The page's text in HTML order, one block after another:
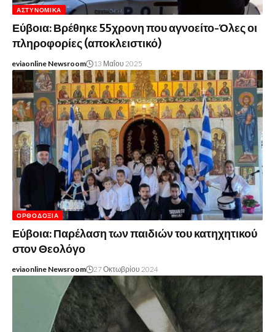
ΑΣΤΥΝΟΜΙΚΆ
Εύβοια: Βρέθηκε 55χρονη που αγνοείτο-Όλες οι
πληροφορίες (αποκλειστικό)
eviaonline Newsroom 13 Μαΐου 2025
ΟΡΘΟΔΟΞΊΑ
Εύβοια: Παρέλαση των παιδιών του κατηχητικού
στον Θεολόγο
eviaonline Newsroom 27 Οκτωβρίου 2024